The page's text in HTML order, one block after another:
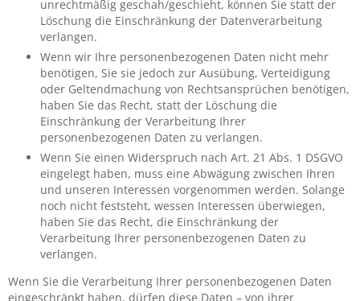
unrechtmäßig geschah/geschieht, können Sie statt der
Löschung die Einschränkung der Datenverarbeitung
verlangen.
Wenn wir Ihre personenbezogenen Daten nicht mehr
benötigen, Sie sie jedoch zur Ausübung, Verteidigung
oder Geltendmachung von Rechtsansprüchen benötigen,
haben Sie das Recht, statt der Löschung die
Einschränkung der Verarbeitung Ihrer
personenbezogenen Daten zu verlangen.
Wenn Sie einen Widerspruch nach Art. 21 Abs. 1 DSGVO
eingelegt haben, muss eine Abwägung zwischen Ihren
und unseren Interessen vorgenommen werden. Solange
noch nicht feststeht, wessen Interessen überwiegen,
haben Sie das Recht, die Einschränkung der
Verarbeitung Ihrer personenbezogenen Daten zu
verlangen.
Wenn Sie die Verarbeitung Ihrer personenbezogenen Daten
eingeschränkt haben, dürfen diese Daten – von ihrer